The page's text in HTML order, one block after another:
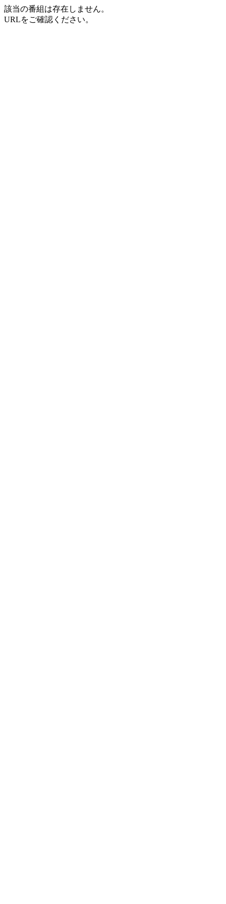
該当の番組は存在しません。
URLをご確認ください。